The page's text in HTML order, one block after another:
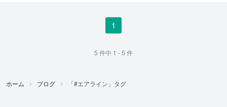
1
5 件中 1 - 5 件
ホーム ブログ 「#エアライン」タグ